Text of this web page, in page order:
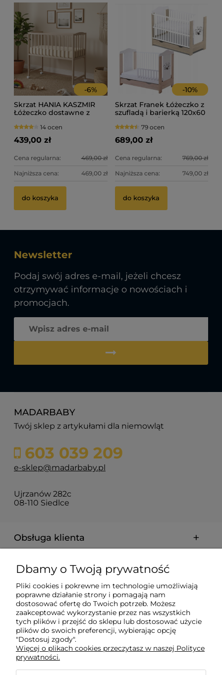
-6%
Skrzat HANIA KASZMIR
Łóżeczko dostawne z
bokiem 90x40 - kolor
kaszmir
14 ocen
439,00 zł
Cena regularna: 469,00 zł
Najniższa cena: 469,00 zł
do koszyka
-10%
Skrzat Franek Łóżeczko z
szufladą i barierką 120x60
79 ocen
689,00 zł
Cena regularna: 769,00 zł
Najniższa cena: 749,00 zł
do koszyka
Newsletter
Podaj swój adres e-mail, jeżeli chcesz
otrzymywać informacje o nowościach i
promocjach.
MADARBABY
Twój sklep z artykułami dla niemowląt
603 039 209
e-sklep@madarbaby.pl
Ujrzanów 282c
08-110 Siedlce
Obsługa klienta
Pomoc
Płatności i dostawa
Informacje
O nas
Dbamy o Twoją prywatność
Pliki cookies i pokrewne im technologie umożliwiają
poprawne działanie strony i pomagają nam
dostosować ofertę do Twoich potrzeb. Możesz
zaakceptować wykorzystanie przez nas wszystkich
tych plików i przejść do sklepu lub dostosować użycie
plików do swoich preferencji, wybierając opcję
"Dostosuj zgody".
Więcej o plikach cookies przeczytasz w naszej Polityce
prywatności.